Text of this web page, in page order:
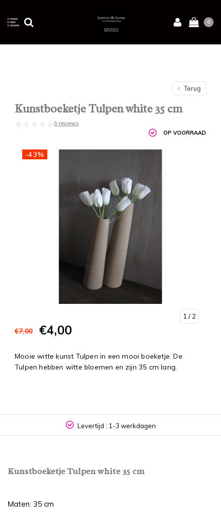
0
Terug
Kunstboeketje Tulpen white 35 cm
0 reviews
OP VOORRAAD
-43%
1 / 2
€7,00 €4,00
Mooie witte kunst Tulpen in een mooi boeketje. De
Tulpen hebben witte bloemen en zijn 35 cm lang.
Levertijd : 1-3 werkdagen
Kunstboeketje Tulpen white 35 cm
Maten: 35 cm